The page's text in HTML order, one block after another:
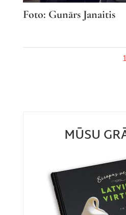
Foto: Gunārs Janaitis
1
MŪSU